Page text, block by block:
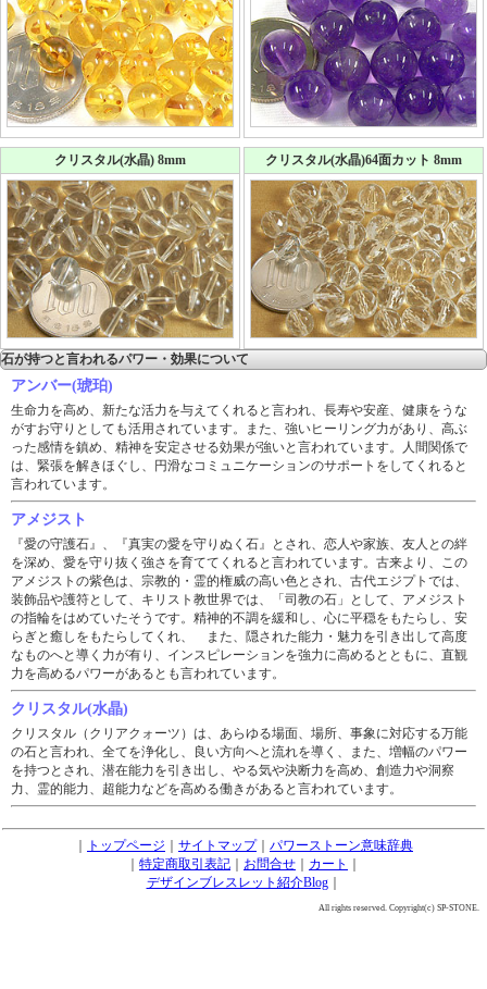
クリスタル(水晶) 8mm クリスタル(水晶)64面カット 8mm
石が持つと言われるパワー・効果について
アンバー(琥珀)
生命力を高め、新たな活力を与えてくれると言われ、長寿や安産、健康をうな
がすお守りとしても活用されています。また、強いヒーリング力があり、高ぶ
った感情を鎮め、精神を安定させる効果が強いと言われています。人間関係で
は、緊張を解きほぐし、円滑なコミュニケーションのサポートをしてくれると
言われています。
アメジスト
『愛の守護石』、『真実の愛を守りぬく石』とされ、恋人や家族、友人との絆
を深め、愛を守り抜く強さを育ててくれると言われています。古来より、この
アメジストの紫色は、宗教的・霊的権威の高い色とされ、古代エジプトでは、
装飾品や護符として、キリスト教世界では、「司教の石」として、アメジスト
の指輪をはめていたそうです。精神的不調を緩和し、心に平穏をもたらし、安
らぎと癒しをもたらしてくれ、 また、隠された能力・魅力を引き出して高度
なものへと導く力が有り、インスピレーションを強力に高めるとともに、直観
力を高めるパワーがあるとも言われています。
クリスタル(水晶)
クリスタル（クリアクォーツ）は、あらゆる場面、場所、事象に対応する万能
の石と言われ、全てを浄化し、良い方向へと流れを導く、また、増幅のパワー
を持つとされ、潜在能力を引き出し、やる気や決断力を高め、創造力や洞察
力、霊的能力、超能力などを高める働きがあると言われています。
｜ トップページ ｜ サイトマップ｜ パワーストーン意味辞典
｜ 特定商取引表記 ｜ お問合せ ｜ カート ｜
デザインブレスレット紹介Blog｜
All rights reserved. Copyright(c) SP-STONE.